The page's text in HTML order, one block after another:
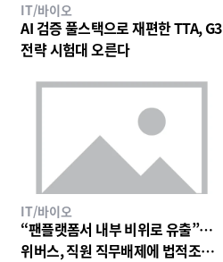
IT/바이오
AI 검증 풀스택으로 재편한 TTA, G3
전략 시험대 오른다
IT/바이오
“팬플랫폼서 내부 비위로 유출”…
위버스, 직원 직무배제에 법적조치